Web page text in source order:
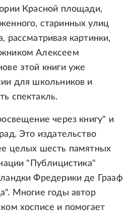
Красной площади,
старинных улиц
рассматривая картинки,
Алексеем
этой книги уже
для школьников и
спектакль.
через книгу" и
Это издательство
целых шесть памятных
"Публицистика"
Фредерики де Грааф
Многие годы автор
хосписе и помогает